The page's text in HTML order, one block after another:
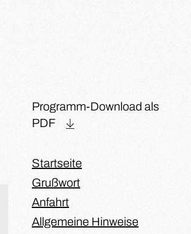
Programm-Download als
PDF
Startseite
Grußwort
Anfahrt
Allgemeine Hinweise